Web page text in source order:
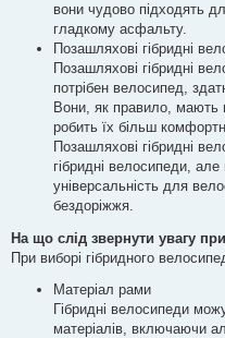
вони чудово підходять
гладкому асфальту.
Позашляхові гібридні
Позашляхові гібридні
потрібен велосипед,
Вони, як правило, мають
робить їх більш
Позашляхові гібридні
гібридні велосипеди,
універсальність для
бездоріжжя.
На що слід звернути увагу
При виборі гібридного
Матеріал рами
Гібридні велосипеди
матеріалів, включаючи